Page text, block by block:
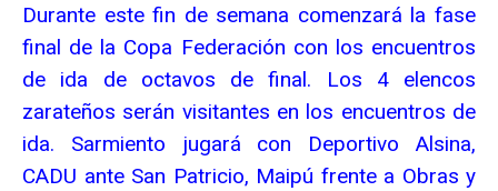
Durante este fin de semana comenzará la fase
final de la Copa Federación con los encuentros
de ida de octavos de final. Los 4 elencos
zarateños serán visitantes en los encuentros de
ida. Sarmiento jugará con Deportivo Alsina,
CADU ante San Patricio, Maipú frente a Obras y